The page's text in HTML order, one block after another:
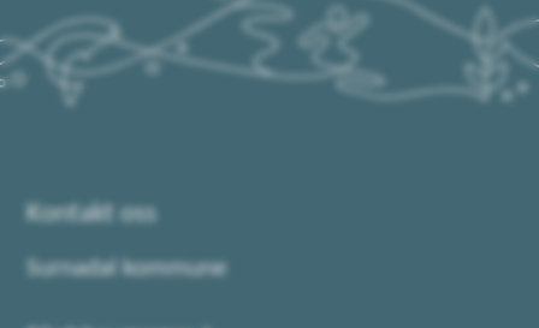
Kontakt oss
Surnadal kommune